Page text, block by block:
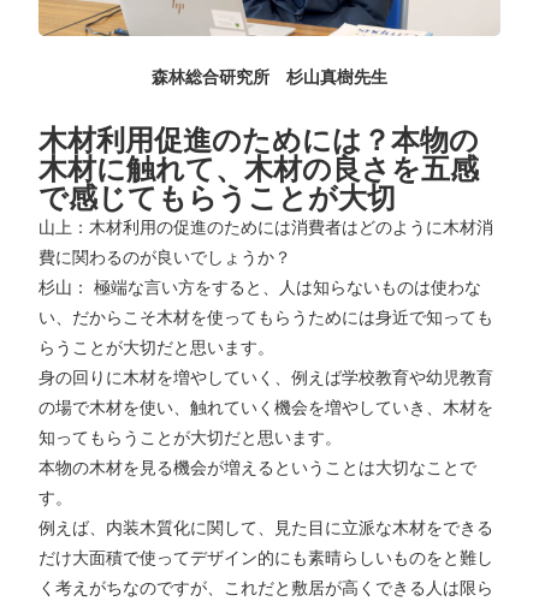
森林総合研究所 杉山真樹先生
木材利用促進のためには？本物の
木材に触れて、木材の良さを五感
で感じてもらうことが大切
山上：木材利用の促進のためには消費者はどのように木材消
費に関わるのが良いでしょうか？
杉山： 極端な言い方をすると、人は知らないものは使わな
い、だからこそ木材を使ってもらうためには身近で知っても
らうことが大切だと思います。
身の回りに木材を増やしていく、例えば学校教育や幼児教育
の場で木材を使い、触れていく機会を増やしていき、木材を
知ってもらうことが大切だと思います。
本物の木材を見る機会が増えるということは大切なことで
す。
例えば、内装木質化に関して、見た目に立派な木材をできる
だけ大面積で使ってデザイン的にも素晴らしいものをと難し
く考えがちなのですが、これだと敷居が高くできる人は限ら